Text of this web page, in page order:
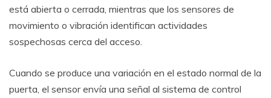
está abierta o cerrada, mientras que los sensores de
movimiento o vibración identifican actividades
sospechosas cerca del acceso.
Cuando se produce una variación en el estado normal de la
puerta, el sensor envía una señal al sistema de control